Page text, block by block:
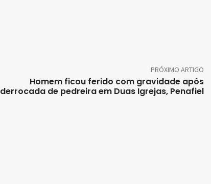
PRÓXIMO ARTIGO
Homem ficou ferido com gravidade após
derrocada de pedreira em Duas Igrejas, Penafiel